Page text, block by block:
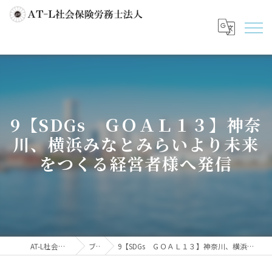
9【SDGs ＧＯＡＬ１３】神奈
川、横浜みなとみらいより未来
をつくる経営者様へ発信
AT-L社会保険労務士法人 ブログ 9【SDGs ＧＯＡＬ１３】神奈川、横浜みなとみらいより未来をつくる経営者様へ発信